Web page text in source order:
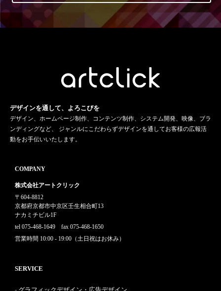
デザインを通して、よろこびを
デザイン、ホームページ制作、コンテンツ制作、システム開発、映像、ブラ
ンディングなど、 ジャンルにこだわらずデザインを通してお客様の広報活
動をお手伝いいたします。
COMPANY
株式会社アートクリック
〒604-8812
京都府京都市中京区壬生相合町13
ナカミチビル1F
tel 075-468-1649 fax 075-468-1650
営業時間 10:00 - 19:00（土日祝はお休み）
SERVICE